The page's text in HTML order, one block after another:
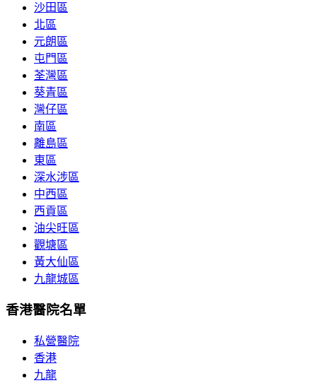
沙田區
北區
元朗區
屯門區
荃灣區
葵青區
灣仔區
南區
離島區
東區
深水涉區
中西區
西貢區
油尖旺區
觀塘區
黃大仙區
九龍城區
香港醫院名單
私營醫院
香港
九龍